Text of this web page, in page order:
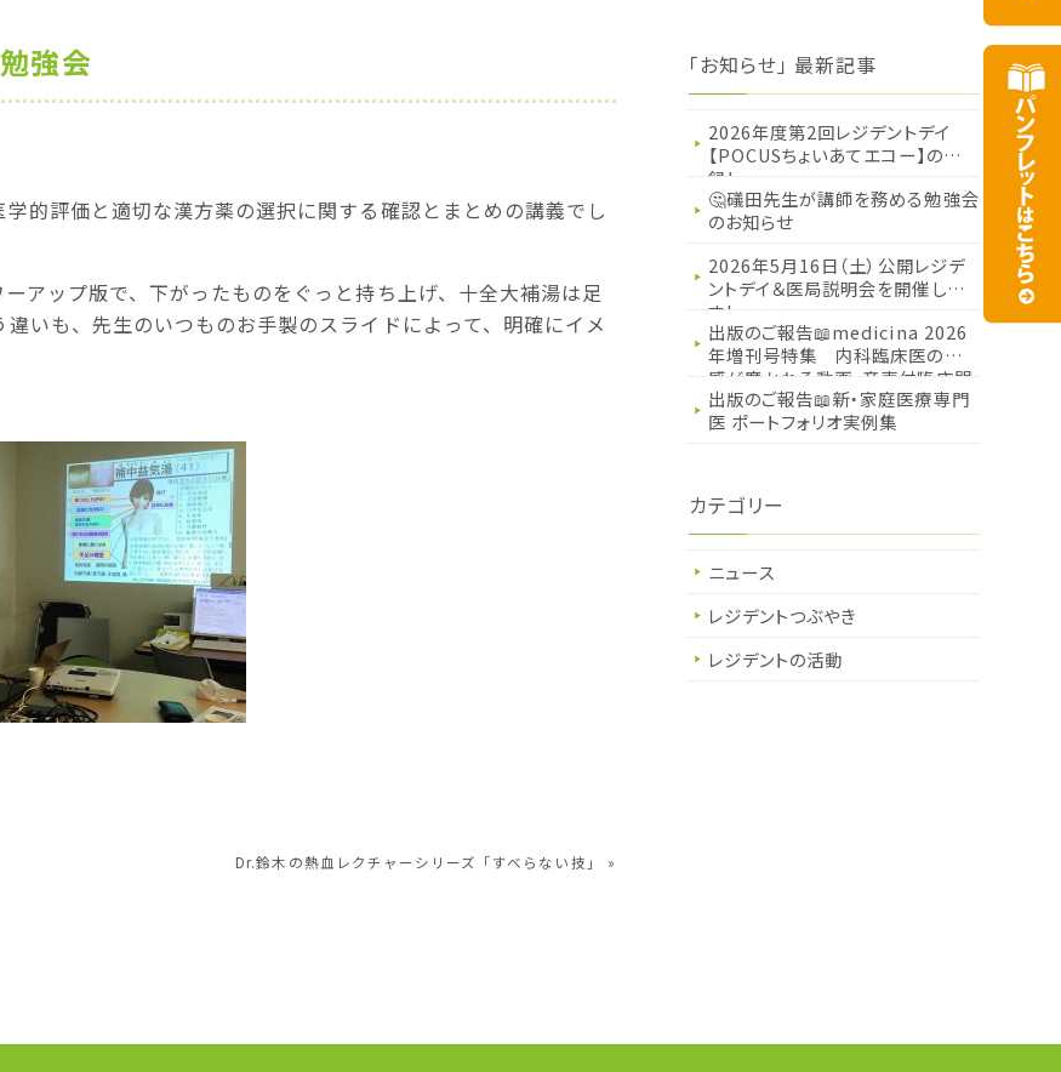
強会
的評価と適切な漢方薬の選択に関する確認とまとめの講義でし
アップ版で、下がったものをぐっと持ち上げ、十全大補湯は足
いも、先生のいつものお手製のスライドによって、明確にイメ
Dr.鈴木の熱血レクチャーシリーズ「すべらない技」 »
「お知らせ」 最新記事
2026年度第2回レジデントデイ
【POCUSちょいあてエコー】の記
録！
🤔礒田先生が講師を務める勉強会
のお知らせ
2026年5月16日（土）公開レジデ
ントデイ＆医局説明会を開催しま
す！
出版のご報告📖medicina 2026
年増刊号特集 内科臨床医の五
感が磨かれる動画・音声付臨床問
題集
出版のご報告📖新・家庭医療専門
医 ポートフォリオ実例集
カテゴリー
ニュース
レジデントつぶやき
レジデントの活動